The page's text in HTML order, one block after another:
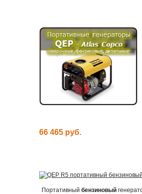
66 465 руб.
Портативный бензиновый